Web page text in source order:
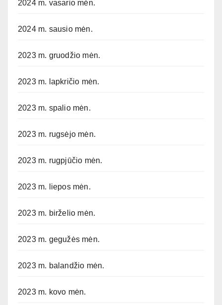
2024 m. vasario mėn.
2024 m. sausio mėn.
2023 m. gruodžio mėn.
2023 m. lapkričio mėn.
2023 m. spalio mėn.
2023 m. rugsėjo mėn.
2023 m. rugpjūčio mėn.
2023 m. liepos mėn.
2023 m. birželio mėn.
2023 m. gegužės mėn.
2023 m. balandžio mėn.
2023 m. kovo mėn.